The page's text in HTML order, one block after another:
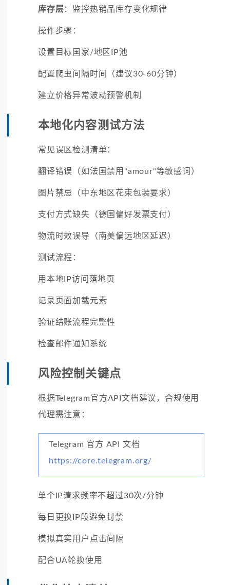
库存层：监控热销品库存变化规律
操作步骤：
设置目标国家/地区IP池
配置爬虫间隔时间（建议30-60分钟）
建立价格异常波动预警机制
本地化内容测试方法
常见误区检测清单：
翻译错误（如法国禁用"amour"等敏感词）
图片禁忌（中东地区花束包装要求）
支付方式缺失（德国偏好发票支付）
物流时效误导（南美偏远地区延迟）
测试流程：
用本地IP访问落地页
记录页面加载元素
验证结账流程完整性
检查邮件通知系统
风险控制关键点
根据Telegram官方API文档建议，合规使用
代理需注意：
Telegram 官方 API 文档
https://core.telegram.org/
单个IP请求频率不超过30次/分钟
每日更换IP段避免封禁
模拟真实用户点击间隔
配合UA轮换使用